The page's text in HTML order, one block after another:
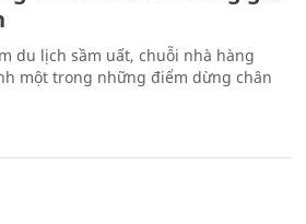
du lịch sầm uất, chuỗi nhà hàng
một trong những điểm dừng chân